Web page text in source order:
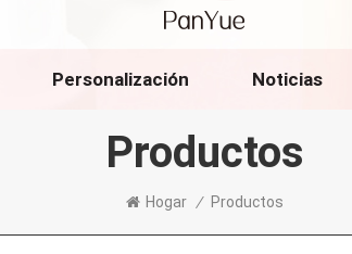
Personalización Noticias
Productos
Hogar / Productos